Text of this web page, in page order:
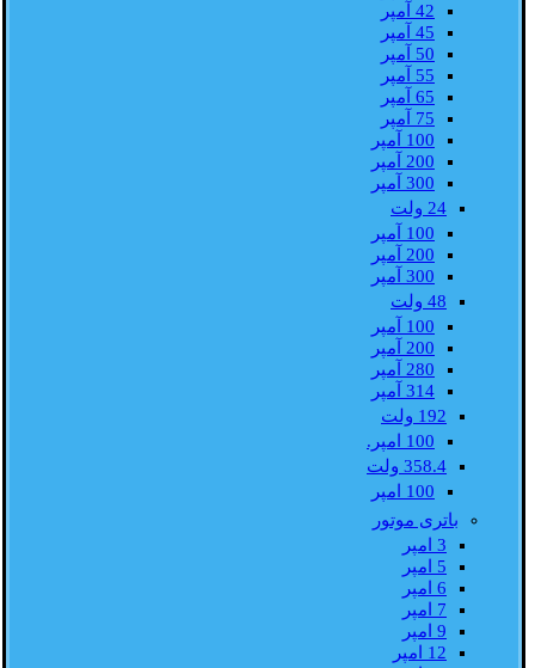
42 آمپر
45 آمپر
50 آمپر
55 آمپر
65 آمپر
75 آمپر
100 آمپر
200 آمپر
300 آمپر
24 ولت
100 آمپر
200 آمپر
300 آمپر
48 ولت
100 آمپر
200 آمپر
280 آمپر
314 آمپر
192 ولت
100 امپر.
358.4 ولت
100 امپر
باتری موتور
3 امپر
5 امپر
6 امپر
7 امپر
9 امپر
12 امپر